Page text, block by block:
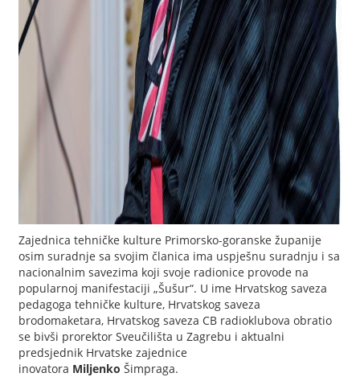
Zajednica tehničke kulture Primorsko-goranske županije
osim suradnje sa svojim članica ima uspješnu suradnju i sa
nacionalnim savezima koji svoje radionice provode na
popularnoj manifestaciji „Šušur“. U ime Hrvatskog saveza
pedagoga tehničke kulture, Hrvatskog saveza
brodomaketara, Hrvatskog saveza CB radioklubova obratio
se bivši prorektor Sveučilišta u Zagrebu i aktualni
predsjednik Hrvatske zajednice
inovatora Miljenko Šimpraga.